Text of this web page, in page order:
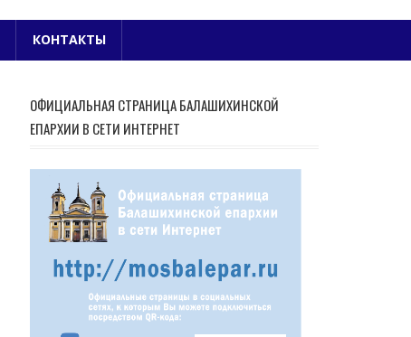
КОНТАКТЫ
ОФИЦИАЛЬНАЯ СТРАНИЦА БАЛАШИХИНСКОЙ
ЕПАРХИИ В СЕТИ ИНТЕРНЕТ